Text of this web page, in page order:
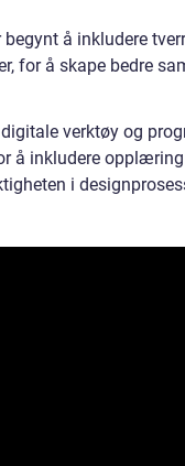
å inkludere
for å skape bedre
verktøy og
å inkludere
i